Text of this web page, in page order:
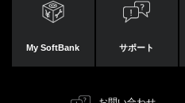
My SoftBank サポート